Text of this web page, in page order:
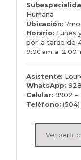
Humana
Ubicación: 7mo
Horario: Lunes
por la tarde de
9:00 am a
Asistente:
WhatsApp:
Celular: 9902 –
Teléfono: (504)
Ver perfil